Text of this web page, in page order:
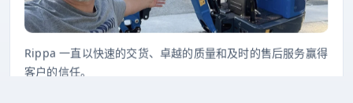
Rippa 一直以快速的交货、卓越的质量和及时的售后服务赢得
客户的信任。